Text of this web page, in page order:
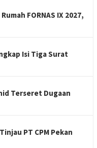
FORNAS IX 2027,
Isi Tiga Surat
Terseret Dugaan
PT CPM Pekan